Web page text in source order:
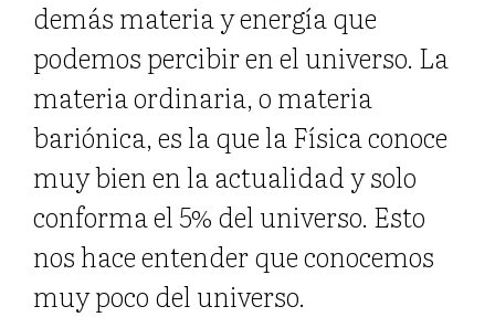
demás materia y energía que
podemos percibir en el universo. La
materia ordinaria, o materia
bariónica, es la que la Física conoce
muy bien en la actualidad y solo
conforma el 5% del universo. Esto
nos hace entender que conocemos
muy poco del universo.